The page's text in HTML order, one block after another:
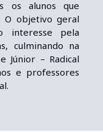
os alunos que
O objetivo geral
interesse pela
culminando na
Júnior – Radical
e professores